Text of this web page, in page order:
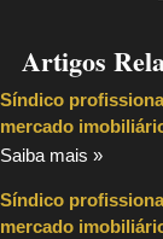
Artigos
Síndico
mercado
Saiba mais »
Síndico
mercado